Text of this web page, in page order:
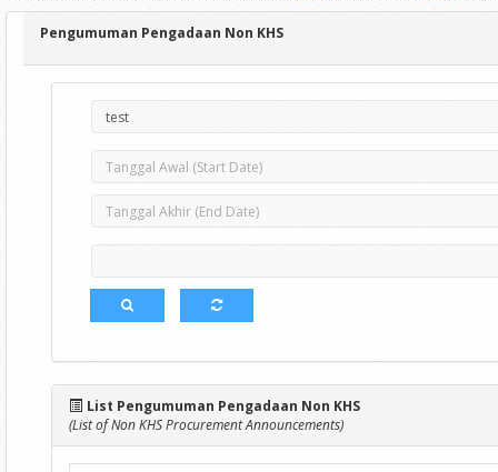
Pengumuman Pengadaan Non KHS
List Pengumuman Pengadaan Non KHS
(List of Non KHS Procurement Announcements)